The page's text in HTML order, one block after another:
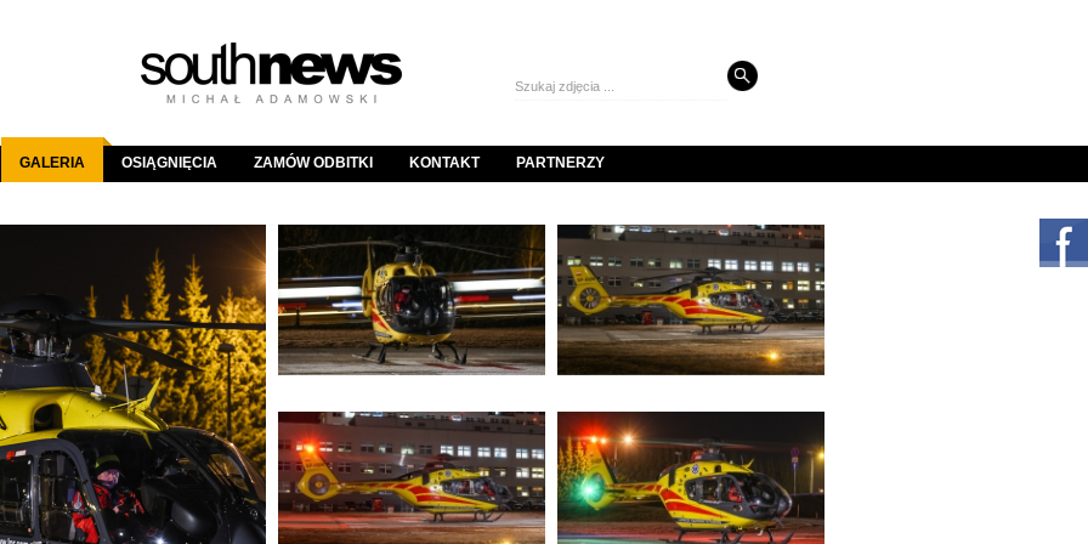
GALERIA OSIĄGNIĘCIA ZAMÓW ODBITKI KONTAKT PARTNERZY